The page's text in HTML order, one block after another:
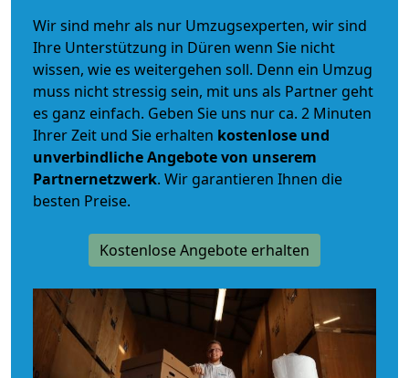
Wir sind mehr als nur Umzugsexperten, wir sind
Ihre Unterstützung in Düren wenn Sie nicht
wissen, wie es weitergehen soll. Denn ein Umzug
muss nicht stressig sein, mit uns als Partner geht
es ganz einfach. Geben Sie uns nur ca. 2 Minuten
Ihrer Zeit und Sie erhalten kostenlose und
unverbindlicheAngebote von unserem
Partnernetzwerk. Wir garantieren Ihnen die
besten Preise.
Kostenlose Angebote erhalten